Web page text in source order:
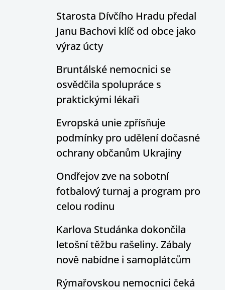
Starosta Dívčího Hradu předal
Janu Bachovi klíč od obce jako
výraz úcty
Bruntálské nemocnici se
osvědčila spolupráce s
praktickými lékaři
Evropská unie zpřísňuje
podmínky pro udělení dočasné
ochrany občanům Ukrajiny
Ondřejov zve na sobotní
fotbalový turnaj a program pro
celou rodinu
Karlova Studánka dokončila
letošní těžbu rašeliny. Zábaly
nově nabídne i samoplátcům
Rýmařovskou nemocnici čeká